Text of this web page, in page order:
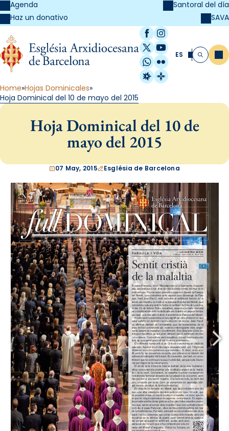
Agenda
Haz un donativo
Santoral del día
SAVA
Facebook
Instagram
X / Twitter
YouTube
WhatsApp
Flickr
Radio Estel
Catalunya
ES Buscar
Home Hojas Dominicales
Hoja Dominical del 10 de mayo del 2015
Hoja Dominical del 10 de
mayo del 2015
07 May, 2015 Església de Barcelona